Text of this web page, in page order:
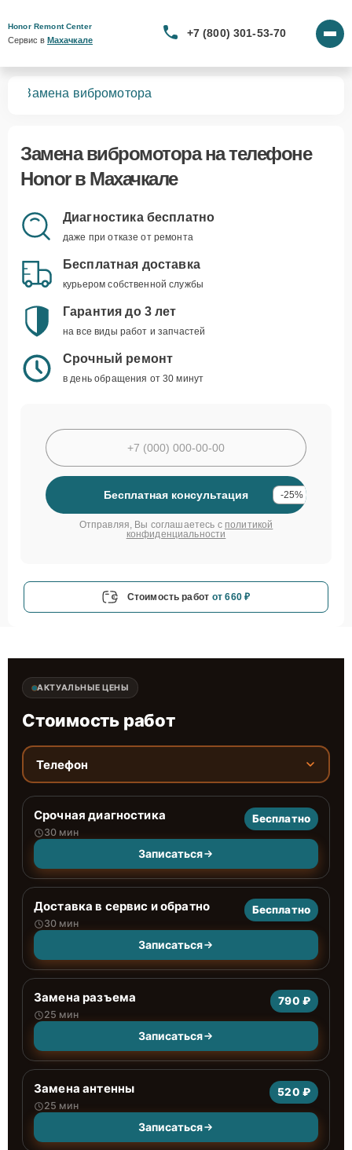
Honor Remont Center
Сервис в Махачкале
+7 (800) 301-53-70
Замена вибромотора
Замена вибромоторана телефоне
Honor в Махачкале
Диагностика бесплатно
даже при отказе от ремонта
Бесплатная доставка
курьером собственной службы
Гарантия до 3 лет
на все виды работ и запчастей
Срочный ремонт
в день обращения от 30 минут
Бесплатная консультация -25%
Отправляя, Вы соглашаетесь с политикой
конфиденциальности
Стоимость работ от 660 ₽
АКТУАЛЬНЫЕ ЦЕНЫ
Стоимость работ
Телефон
Срочная диагностика
30 мин
Бесплатно
Записаться
Доставка в сервис и обратно
30 мин
Бесплатно
Записаться
Замена разъема
25 мин
790 ₽
Записаться
Замена антенны
25 мин
520 ₽
Записаться